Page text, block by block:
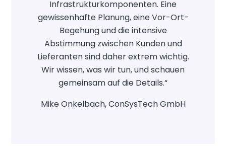
Infrastrukturkomponenten. Eine
gewissenhafte Planung, eine Vor-Ort-
Begehung und die intensive
Abstimmung zwischen Kunden und
Lieferanten sind daher extrem wichtig.
Wir wissen, was wir tun, und schauen
gemeinsam auf die Details.“
Mike Onkelbach, ConSysTech GmbH